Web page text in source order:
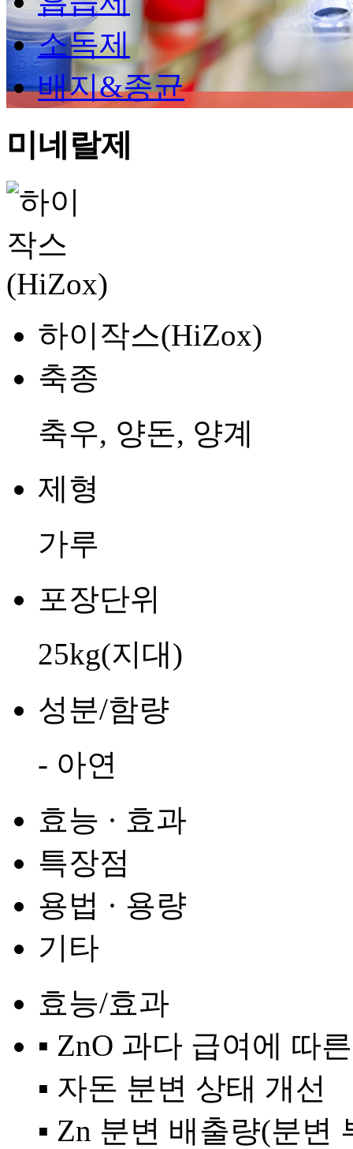
소독제
배지&종균
미네랄제
하이작스(HiZox)
축종
축우, 양돈, 양계
제형
가루
포장단위
25kg(지대)
성분/함량
- 아연
효능 · 효과
특장점
용법 · 용량
기타
효능/효과
▪ ZnO 과다 급여에 따
▪ 자돈 분변 상태 개선
▪ Zn 분변 배출량(분변